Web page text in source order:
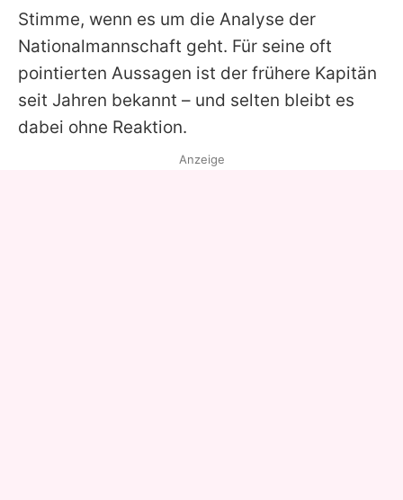
Stimme, wenn es um die Analyse der
Nationalmannschaft geht. Für seine oft
pointierten Aussagen ist der frühere Kapitän
seit Jahren bekannt – und selten bleibt es
dabei ohne Reaktion.
Anzeige